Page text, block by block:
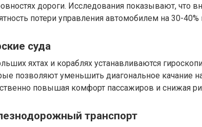
дороги. Исследования показывают, что
потери управления автомобилем на 30-
суда
яхтах и кораблях устанавливаются
позволяют уменьшить диагональное качание
повышая комфорт пассажиров и снижая
транспорт